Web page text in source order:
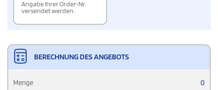
Angabe Ihrer Order-Nr.
versendet werden.
BERECHNUNG DES ANGEBOTS
Menge 0